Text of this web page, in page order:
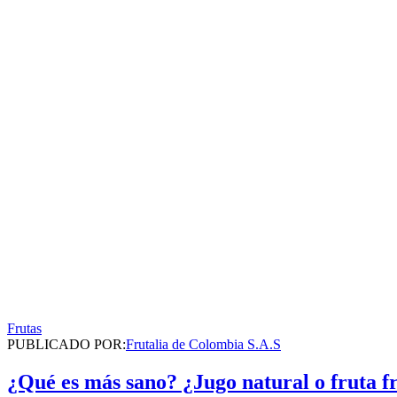
Frutas
PUBLICADO POR:Frutalia de Colombia S.A.S
¿Qué es más sano? ¿Jugo natural o fruta